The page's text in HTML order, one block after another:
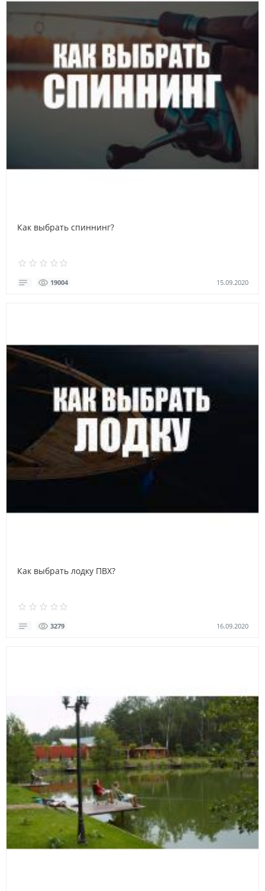
Как выбрать спиннинг?
19004 15.09.2020
Как выбрать лодку ПВХ?
3279 16.09.2020